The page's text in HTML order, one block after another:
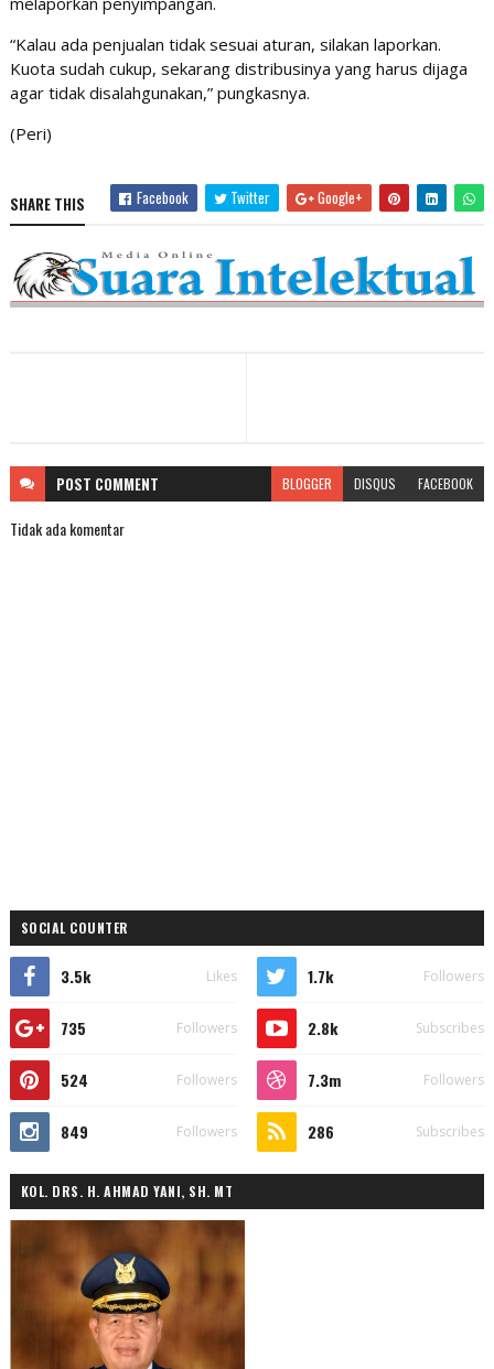
“Kalau ada penjualan tidak sesuai aturan, silakan laporkan.
Kuota sudah cukup, sekarang distribusinya yang harus dijaga
agar tidak disalahgunakan,” pungkasnya.
(Peri)
SHARE THIS Facebook Twitter Google+
POST COMMENT BLOGGER DISQUS FACEBOOK
Tidak ada komentar
SOCIAL COUNTER
3.5k Likes 1.7k Followers
735 Followers 2.8k Subscribes
524 Followers 7.3m Followers
849 Followers 286 Subscribes
KOL. DRS. H. AHMAD YANI, SH. MT